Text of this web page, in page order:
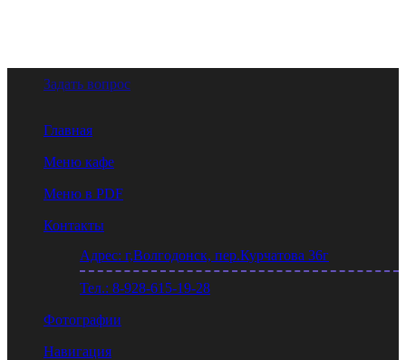
Задать вопрос
Главная
Меню кафе
Меню в PDF
Контакты
Адрес: г,Волгодонск, пер.Курчатова 36г
Тел.: 8-928-615-19-28
Фотографии
Навигация